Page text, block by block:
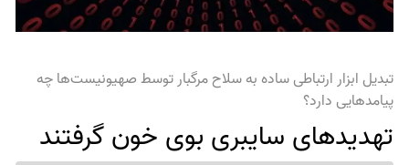
تبدیل ابزار ارتباطی ساده به سلاح مرگبار توسط صهیونیست‌ها چه
پیامدهایی دارد؟
تهدیدهای سایبری بوی خون گرفتند